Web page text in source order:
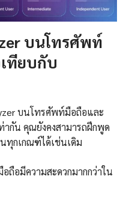
บนโทรศัพท์
ทียบกับ
บนโทรศัพท์มือถือและ
ากัน คุณยังคงสามารถฝึกพูด
ทุกเกณฑ์ได้เช่นเดิม
ถือมีความสะดวกมากกว่าใน